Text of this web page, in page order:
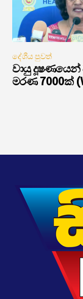
දේශීය පුවත්
වායු දූෂණයෙන්
මරණ 7000ක්